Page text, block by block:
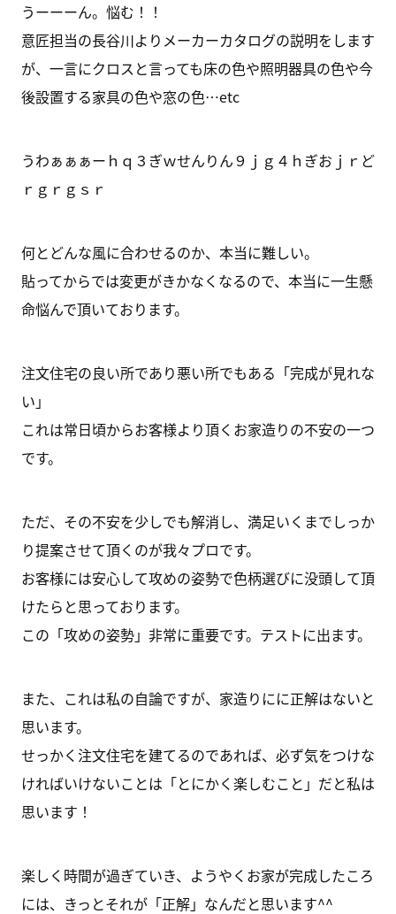
うーーーん。悩む！！
意匠担当の長谷川よりメーカーカタログの説明をします
が、一言にクロスと言っても床の色や照明器具の色や今
後設置する家具の色や窓の色…etc
うわぁぁぁーｈｑ３ぎｗせんりん９ｊｇ４ｈぎおｊｒど
ｒｇｒｇｓｒ
何とどんな風に合わせるのか、本当に難しい。
貼ってからでは変更がきかなくなるので、本当に一生懸
命悩んで頂いております。
注文住宅の良い所であり悪い所でもある「完成が見れな
い」
これは常日頃からお客様より頂くお家造りの不安の一つ
です。
ただ、その不安を少しでも解消し、満足いくまでしっか
り提案させて頂くのが我々プロです。
お客様には安心して攻めの姿勢で色柄選びに没頭して頂
けたらと思っております。
この「攻めの姿勢」非常に重要です。テストに出ます。
また、これは私の自論ですが、家造りにに正解はないと
思います。
せっかく注文住宅を建てるのであれば、必ず気をつけな
ければいけないことは「とにかく楽しむこと」だと私は
思います！
楽しく時間が過ぎていき、ようやくお家が完成したころ
には、きっとそれが「正解」なんだと思います^^